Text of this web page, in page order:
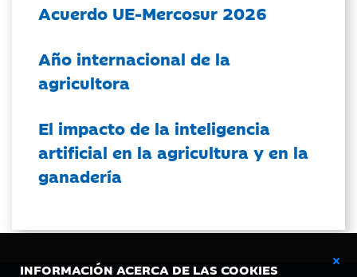
INFORMACIÓN ACERCA DE LAS COOKIES
Acuerdo UE-Mercosur 2026
Año internacional de la
agricultora
El impacto de la inteligencia
artificial en la agricultura y en la
ganadería